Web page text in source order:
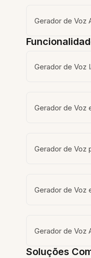
Gerador de Voz
Gerador de Voz
Gerador de Voz
Gerador de Voz
Gerador de Voz
Gerador de Voz
Soluções